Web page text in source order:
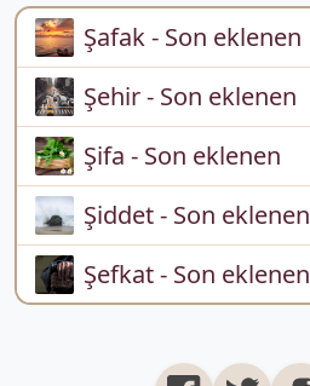
Şafak - Son eklenen
Şehir - Son eklenen
Şifa - Son eklenen
Şiddet - Son eklenen
Şefkat - Son eklenen